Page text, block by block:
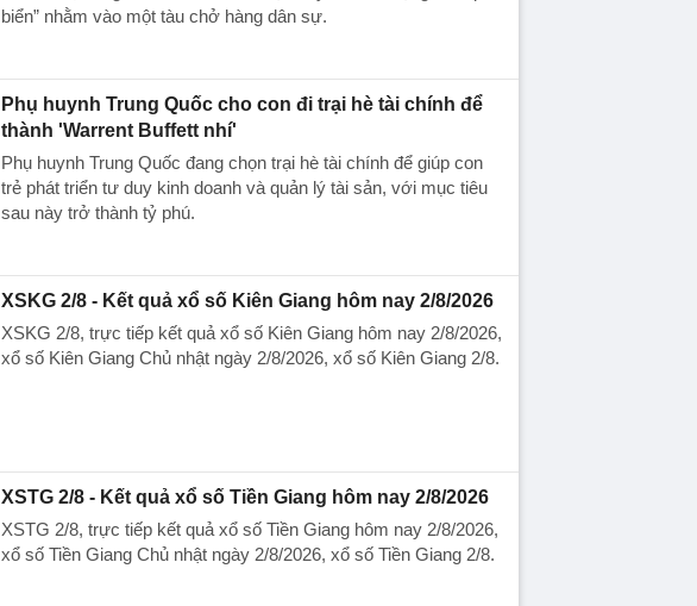
biển” nhằm vào một tàu chở hàng dân sự.
Phụ huynh Trung Quốc cho con đi trại hè tài chính để
thành 'Warrent Buffett nhí'
Phụ huynh Trung Quốc đang chọn trại hè tài chính để giúp con
trẻ phát triển tư duy kinh doanh và quản lý tài sản, với mục tiêu
sau này trở thành tỷ phú.
XSKG 2/8 - Kết quả xổ số Kiên Giang hôm nay 2/8/2026
XSKG 2/8, trực tiếp kết quả xổ số Kiên Giang hôm nay 2/8/2026,
xổ số Kiên Giang Chủ nhật ngày 2/8/2026, xổ số Kiên Giang 2/8.
XSTG 2/8 - Kết quả xổ số Tiền Giang hôm nay 2/8/2026
XSTG 2/8, trực tiếp kết quả xổ số Tiền Giang hôm nay 2/8/2026,
xổ số Tiền Giang Chủ nhật ngày 2/8/2026, xổ số Tiền Giang 2/8.